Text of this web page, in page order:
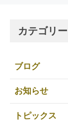
カテゴリー
ブログ
お知らせ
トピックス